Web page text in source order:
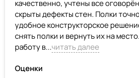
качественно, учтены все
скрыты дефекты стен. Полки
удобное конструкторское
снять полки и вернуть их на
работу в...читать далее
Оценки